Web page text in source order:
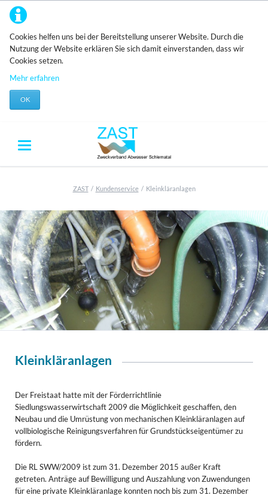
Cookies helfen uns bei der Bereitstellung unserer Website. Durch die
Nutzung der Website erklären Sie sich damit einverstanden, dass wir
Cookies setzen.
Mehr erfahren
OK
ZAST Kundenservice Kleinkläranlagen
Kleinkläranlagen
Der Freistaat hatte mit der Förderrichtlinie
Siedlungswasserwirtschaft 2009 die Möglichkeit geschaffen, den
Neubau und die Umrüstung von mechanischen Kleinkläranlagen auf
vollbiologische Reinigungsverfahren für Grundstückseigentümer zu
fördern.
Die RL SWW/2009 ist zum 31. Dezember 2015 außer Kraft
getreten. Anträge auf Bewilligung und Auszahlung von Zuwendungen
für eine private Kleinkläranlage konnten noch bis zum 31. Dezember